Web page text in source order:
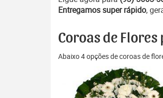
Entregamos super rápido,
Coroas de
Abaixo 4 opções de coroas de